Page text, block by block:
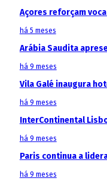
Açores reforçam
há 5 meses
Arábia Saudita
há 9 meses
Vila Galé inaugura
há 9 meses
InterContinental
há 9 meses
Paris continua a
há 9 meses